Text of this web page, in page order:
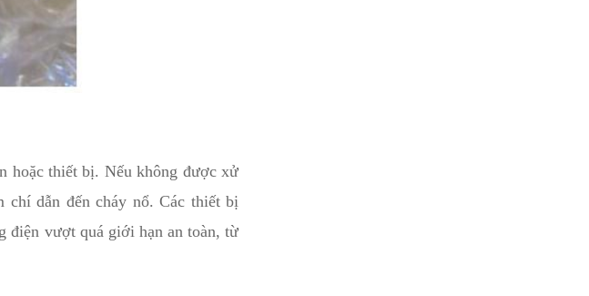
hoặc thiết bị. Nếu không được xử
dẫn đến cháy nổ. Các thiết bị
điện vượt quá giới hạn an toàn, từ